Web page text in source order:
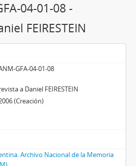
04-01-08 -
FEIRESTEIN
GFA-04-01-08
a Daniel FEIRESTEIN
(Creación)
Archivo Nacional de la Memoria